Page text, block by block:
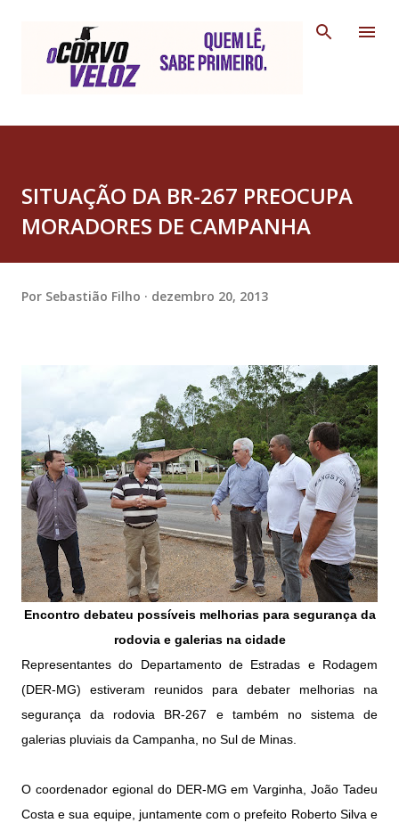
SITUAÇÃO DA BR-267 PREOCUPA
MORADORES DE CAMPANHA
Por Sebastião Filho dezembro 20, 2013
Encontro debateu possíveis melhorias para segurança da
rodovia e galerias na cidade
Representantes do Departamento de Estradas e Rodagem
(DER-MG) estiveram reunidos para debater melhorias na
segurança da rodovia BR-267 e também no sistema de
galerias pluviais da Campanha, no Sul de Minas.
O coordenador egional do DER-MG em Varginha, João Tadeu
Costa e sua equipe, juntamente com o prefeito Roberto Silva e